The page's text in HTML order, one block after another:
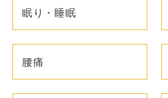
眠り・睡眠
腰痛